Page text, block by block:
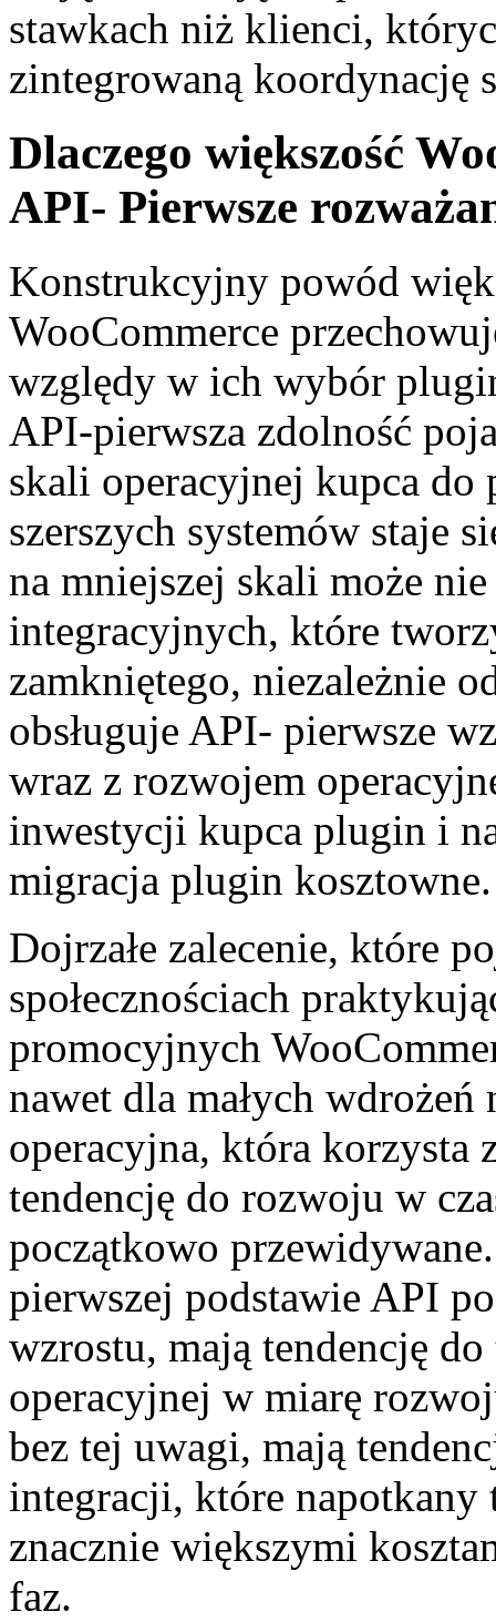
stawkach niż klienci,
zintegrowaną koordynację
Dlaczego większość
API- Pierwsze
Konstrukcyjny powód
WooCommerce
względy w ich wybór
API-pierwsza zdolność
skali operacyjnej kupca
szerszych systemów staje
na mniejszej skali może
integracyjnych, które
zamkniętego, niezależnie
obsługuje API- pierwsze
wraz z rozwojem
inwestycji kupca plugin i
migracja plugin kosztowne.
Dojrzałe zalecenie, które
społecznościach
promocyjnych
nawet dla małych wdrożeń
operacyjna, która korzysta
tendencję do rozwoju w
początkowo
pierwszej podstawie API
wzrostu, mają tendencję
operacyjnej w miarę
bez tej uwagi, mają
integracji, które
znacznie większymi
faz.